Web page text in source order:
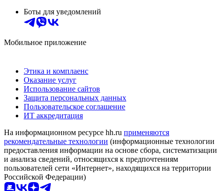
Боты для уведомлений
Мобильное приложение
Этика и комплаенс
Оказание услуг
Использование сайтов
Защита персональных данных
Пользовательское соглашение
ИТ аккредитация
На информационном ресурсе hh.ru применяются
рекомендательные технологии (информационные технологии
предоставления информации на основе сбора, систематизации
и анализа сведений, относящихся к предпочтениям
пользователей сети «Интернет», находящихся на территории
Российской Федерации)